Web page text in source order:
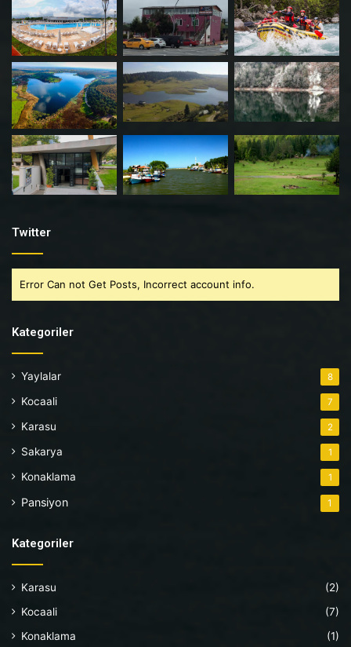
Twitter
Error Can not Get Posts, Incorrect account info.
Kategoriler
Yaylalar 8
Kocaali 7
Karasu 2
Sakarya 1
Konaklama 1
Pansiyon 1
Kategoriler
Karasu
(2)
Kocaali
(7)
Konaklama
(1)